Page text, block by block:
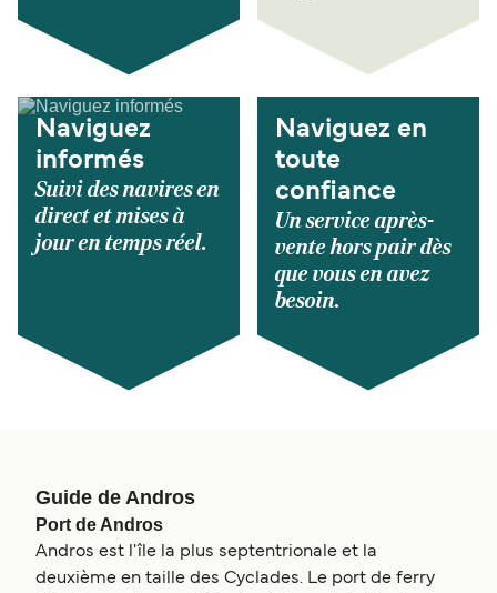
Naviguez
informés
Suivi des navires en
direct et mises à
jour en temps réel.
Naviguez en
toute
confiance
Un service après-
vente hors pair dès
que vous en avez
besoin.
Guide de Andros
Port de Andros
Andros est l'île la plus septentrionale et la
deuxième en taille des Cyclades. Le port de ferry